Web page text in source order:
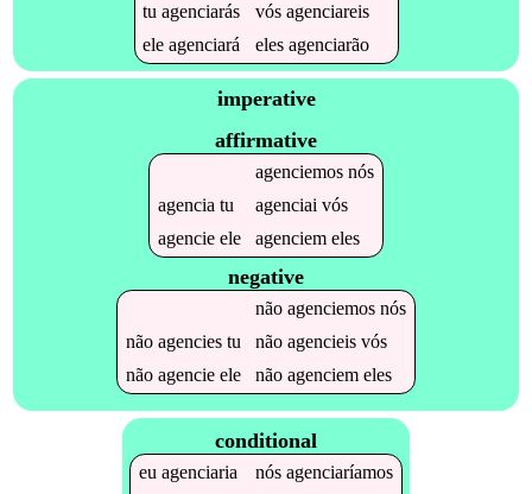
tuagenciarás vósagenciareis
eleagenciará elesagenciarão
imperative
affirmative
agenciemosnós
agencia tu agenciai vós
agencieele agenciemeles
negative
não agenciemosnós
não agenciestu não agencieisvós
não agencieele não agenciemeles
conditional
eu agenciaria nós agenciaríamos